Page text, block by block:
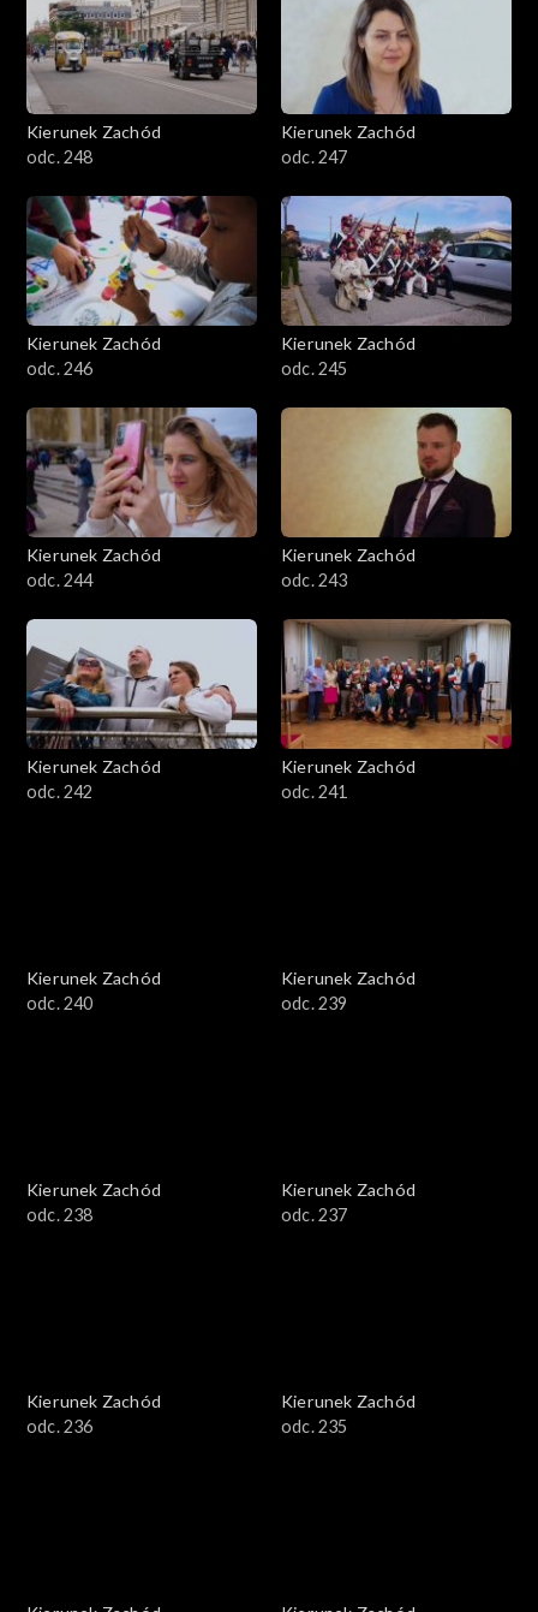
Kierunek Zachód
odc. 248
Kierunek Zachód
odc. 247
Kierunek Zachód
odc. 246
Kierunek Zachód
odc. 245
Kierunek Zachód
odc. 244
Kierunek Zachód
odc. 243
Kierunek Zachód
odc. 242
Kierunek Zachód
odc. 241
Kierunek Zachód
odc. 240
Kierunek Zachód
odc. 239
Kierunek Zachód
odc. 238
Kierunek Zachód
odc. 237
Kierunek Zachód
odc. 236
Kierunek Zachód
odc. 235